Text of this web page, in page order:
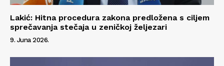
Lakić: Hitna procedura zakona predložena s ciljem
sprečavanja stečaja u zeničkoj željezari
9. Juna 2026.